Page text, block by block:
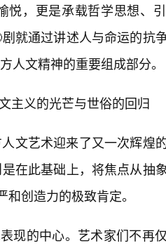
，更是承载哲学思想、
就通过讲述人与命运的抗
人文精神的重要组成部分。
主义的光芒与世俗的回归
文艺术迎来了又一次辉煌
在此基础上，将焦点从抽象
创造力的极致肯定。
现的中心。艺术家们不再